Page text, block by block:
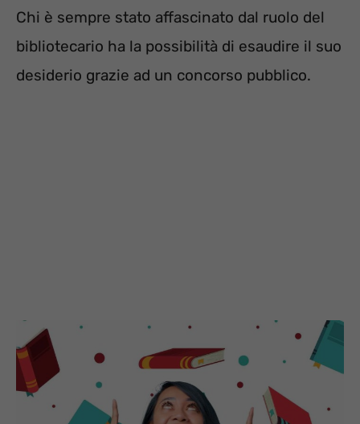
Chi è sempre stato affascinato dal ruolo del
bibliotecario ha la possibilità di esaudire il suo
desiderio grazie ad un concorso pubblico.